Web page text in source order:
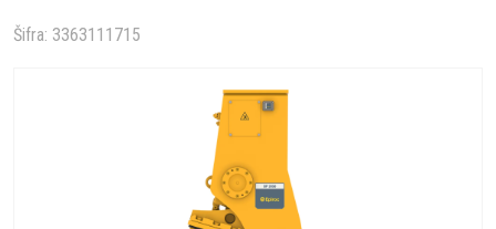
Šifra: 3363111715